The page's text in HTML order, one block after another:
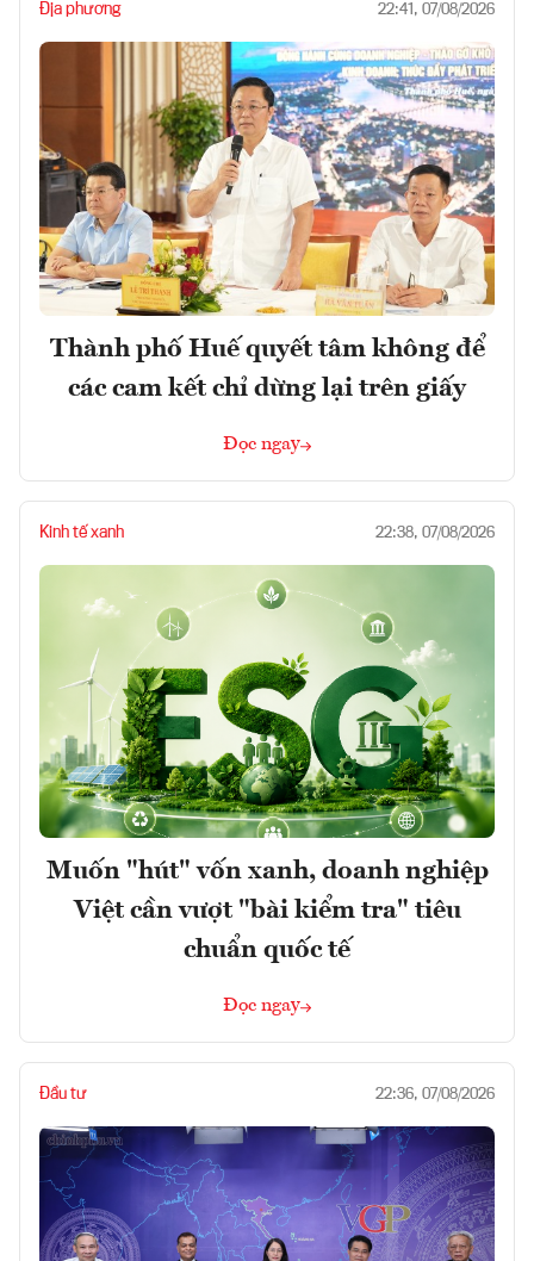
Địa phương 22:41, 07/08/2026
Thành phố Huế quyết tâm không để
các cam kết chỉ dừng lại trên giấy
Đọc ngay
Kinh tế xanh 22:38, 07/08/2026
Muốn "hút" vốn xanh, doanh nghiệp
Việt cần vượt "bài kiểm tra" tiêu
chuẩn quốc tế
Đọc ngay
Đầu tư 22:36, 07/08/2026